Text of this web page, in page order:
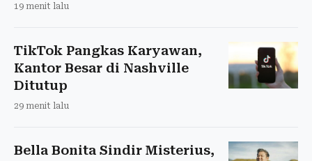
19 menit lalu
TikTok Pangkas Karyawan,
Kantor Besar di Nashville
Ditutup
29 menit lalu
Bella Bonita Sindir Misterius,